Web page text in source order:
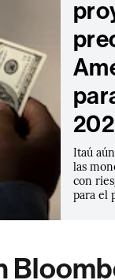
Itaú
las
con
para el